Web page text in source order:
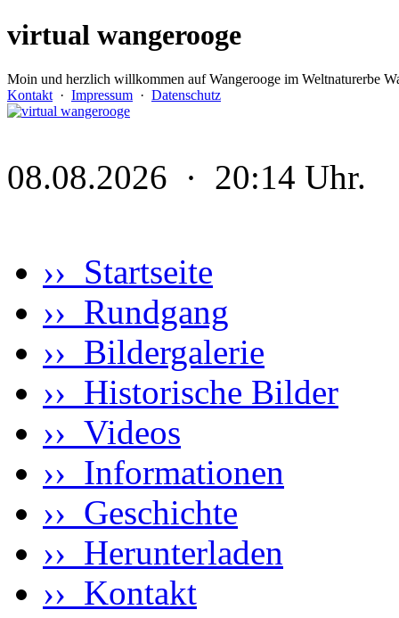
virtual wangerooge
Moin und herzlich willkommen auf Wangerooge im Weltnaturerbe
Kontakt · Impressum · Datenschutz
08.08.2026 · 20:14 Uhr.
›› Startseite
›› Rundgang
›› Bildergalerie
›› Historische Bilder
›› Videos
›› Informationen
›› Geschichte
›› Herunterladen
›› Kontakt